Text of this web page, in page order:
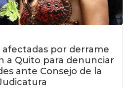
afectadas por derrame
a Quito para denunciar
ante Consejo de la